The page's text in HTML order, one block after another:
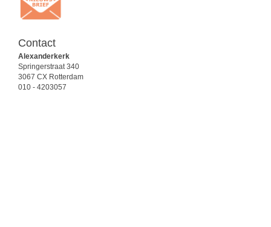
Contact
Alexanderkerk
Springerstraat 340
3067 CX Rotterdam
010 - 4203057